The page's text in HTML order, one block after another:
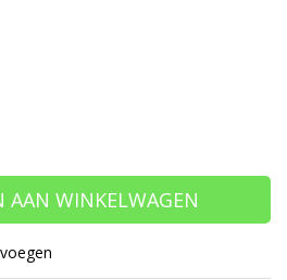
AAN WINKELWAGEN